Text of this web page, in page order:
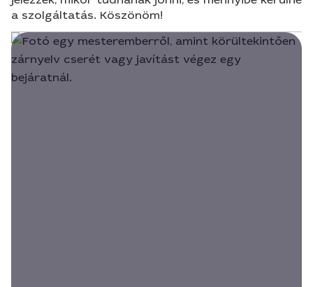
a szolgáltatás. Köszönöm!